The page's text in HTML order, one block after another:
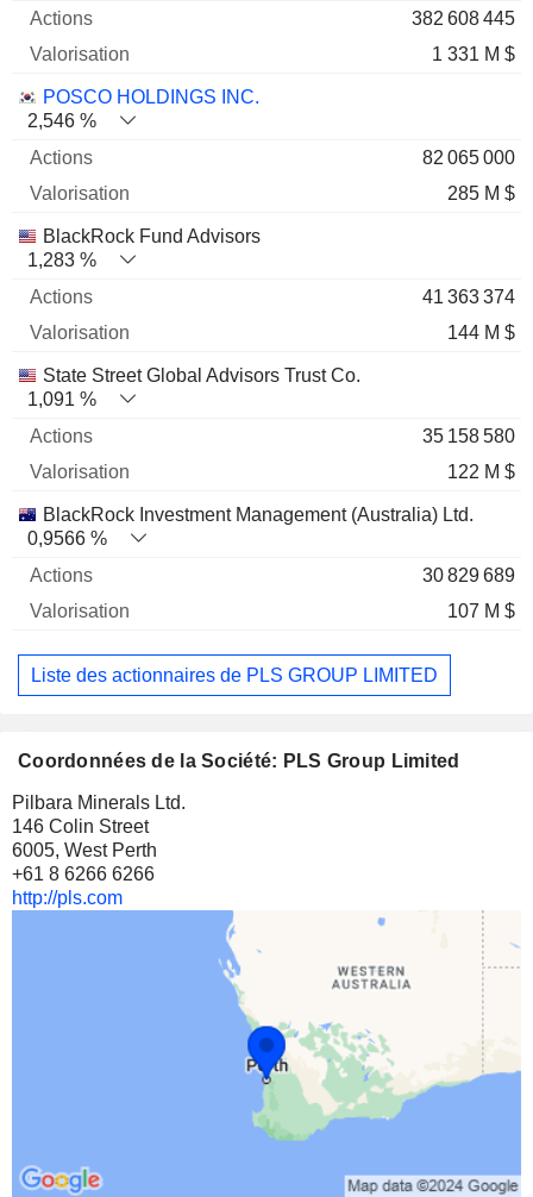
382 608 445
1 331 M $
POSCO HOLDINGS INC.
2,546 %
82 065 000
285 M $
BlackRock Fund Advisors
1,283 %
41 363 374
144 M $
State Street Global Advisors Trust Co.
1,091 %
35 158 580
122 M $
BlackRock Investment Management (Australia) Ltd.
0,9566 %
30 829 689
107 M $
Liste des actionnaires de PLS GROUP LIMITED
Coordonnées de la Société: PLS Group Limited
Pilbara Minerals Ltd.
146 Colin Street
6005, West Perth
+61 8 6266 6266
http://pls.com